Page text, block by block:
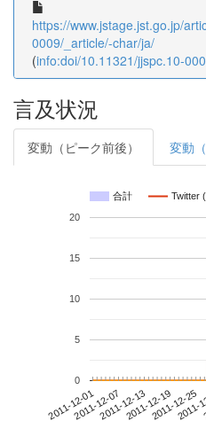
https://www.jstage.jst.go.jp/
0009/_article/-char/ja/
(info:doi/10.11321/jjspc.10-
言及状況
変動（ピーク前後） 変動
合計 Twitter
2011-12-012011-12-072011-12-132011-12-192011-12-25
0
5
10
15
20